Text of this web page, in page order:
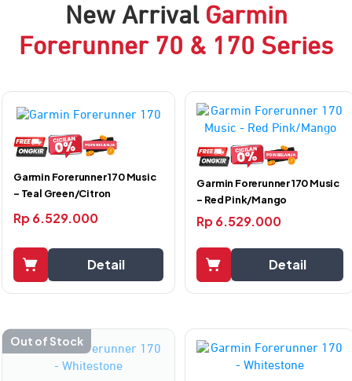
New Arrival Garmin
Forerunner 70 & 170 Series
Garmin Forerunner 170 Music
– Teal Green/Citron
Rp6.529.000
Detail
Garmin Forerunner 170 Music
– Red Pink/Mango
Rp6.529.000
Detail
Out of Stock